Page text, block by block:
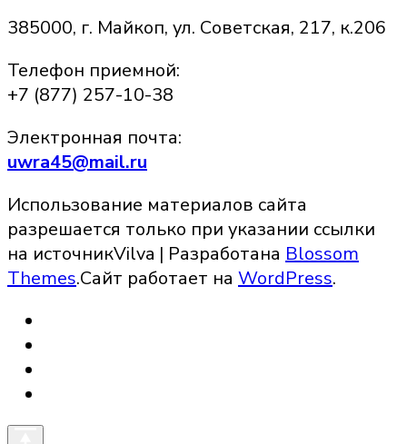
385000, г. Майкоп, ул. Советская, 217, к.206
Телефон приемной:
+7 (877) 257-10-38
Электронная почта:
uwra45@mail.ru
Использование материалов сайта
разрешается только при указании ссылки
на источникVilva | Разработана Blossom
Themes.Сайт работает на WordPress.